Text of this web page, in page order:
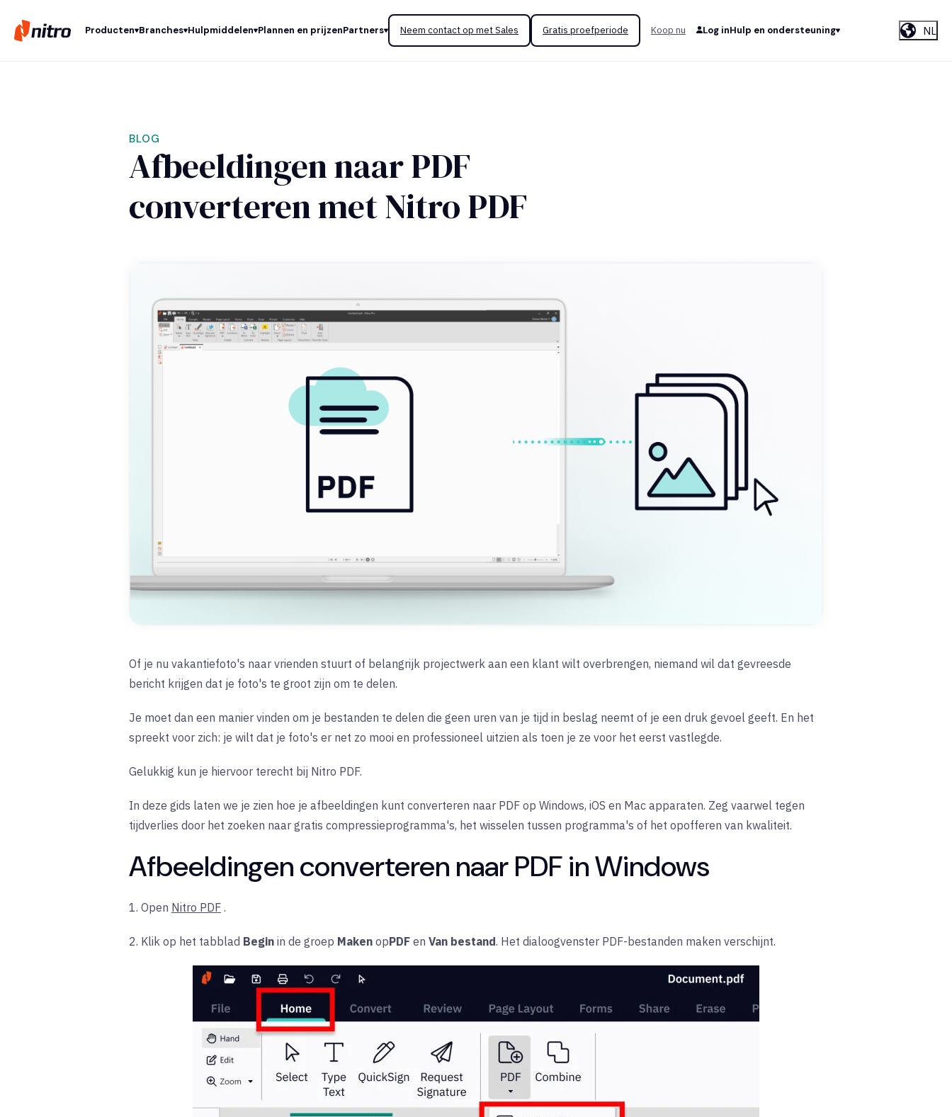
Producten Branches Hulpmiddelen Plannen en prijzenPartners Neem contact op met Sales Gratis proefperiode Koop nu Log inHulp en ondersteuning NL
BLOG
Afbeeldingen naar PDF
converteren met Nitro PDF
Of je nu vakantiefoto's naar vrienden stuurt of belangrijk projectwerk aan een klant wilt overbrengen, niemand wil dat gevreesde
bericht krijgen dat je foto's te groot zijn om te delen.
Je moet dan een manier vinden om je bestanden te delen die geen uren van je tijd in beslag neemt of je een druk gevoel geeft. En het
spreekt voor zich: je wilt dat je foto's er net zo mooi en professioneel uitzien als toen je ze voor het eerst vastlegde.
Gelukkig kun je hiervoor terecht bij Nitro PDF.
In deze gids laten we je zien hoe je afbeeldingen kunt converteren naar PDF op Windows, iOS en Mac apparaten. Zeg vaarwel tegen
tijdverlies door het zoeken naar gratis compressieprogramma's, het wisselen tussen programma's of het opofferen van kwaliteit.
Afbeeldingen converteren naar PDF in Windows
1. Open Nitro PDF .
2. Klik op het tabblad Begin in de groep Maken opPDF en Van bestand. Het dialoogvenster PDF-bestanden maken verschijnt.